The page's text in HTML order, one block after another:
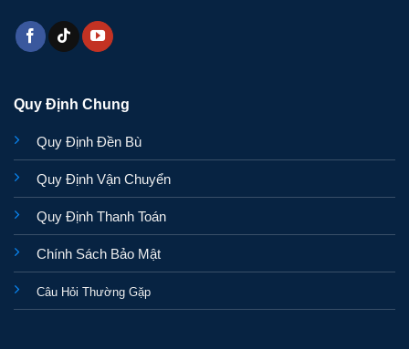
Quy Định Chung
Quy Định Đền Bù
Quy Định Vận Chuyển
Quy Định Thanh Toán
Chính Sách Bảo Mật
Câu Hỏi Thường Gặp